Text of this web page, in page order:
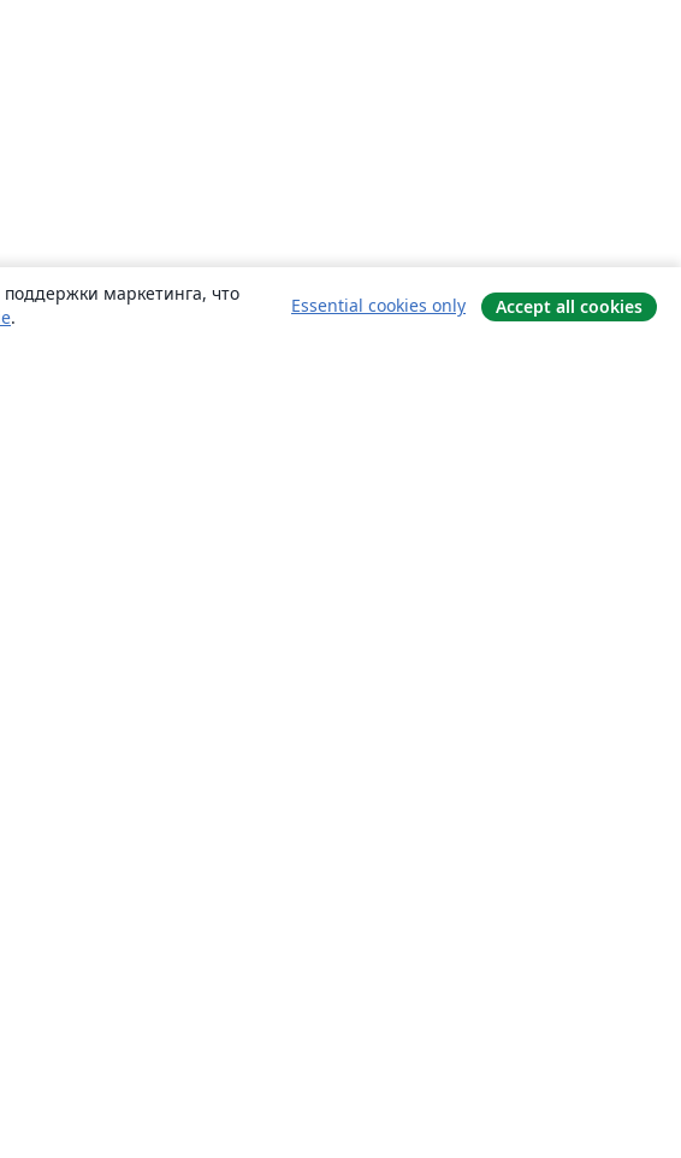
маркетинга, что
.
Essential cookies only Accept all cookies